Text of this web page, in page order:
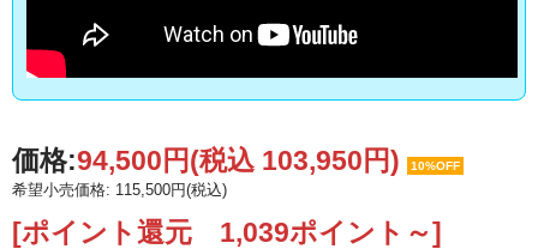
価格:94,500円(税込 103,950円) 10%OFF
希望小売価格: 115,500円(税込)
[ポイント還元 1,039ポイント～]